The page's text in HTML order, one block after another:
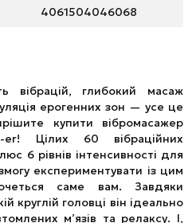
4061504046068
вібрацій, глибокий масаж
ерогенних зон — усе це
купити вібромасажер
Цілих 60 вібраційних
6 рівнів інтенсивності для
експериментувати із цим
саме вам. Завдяки
круглій головці він ідеально
м’язів та релаксу. І,